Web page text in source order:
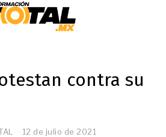
contra su
12 de julio de 2021